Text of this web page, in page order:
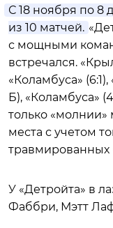
С 18 ноября по 8
из 10 матчей.
с мощными
встречался.
«Коламбуса»
Б), «Коламбуса»
только «молнии»
места с учетом
травмированных
У «Детройта» в
Фаббри, Мэтт